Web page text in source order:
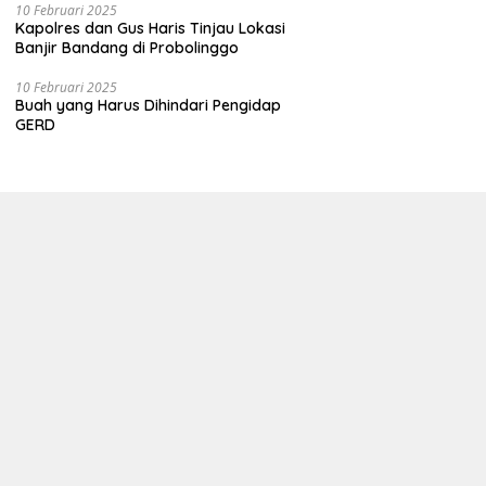
10 Februari 2025
Kapolres dan Gus Haris Tinjau Lokasi
Banjir Bandang di Probolinggo
10 Februari 2025
Buah yang Harus Dihindari Pengidap
GERD